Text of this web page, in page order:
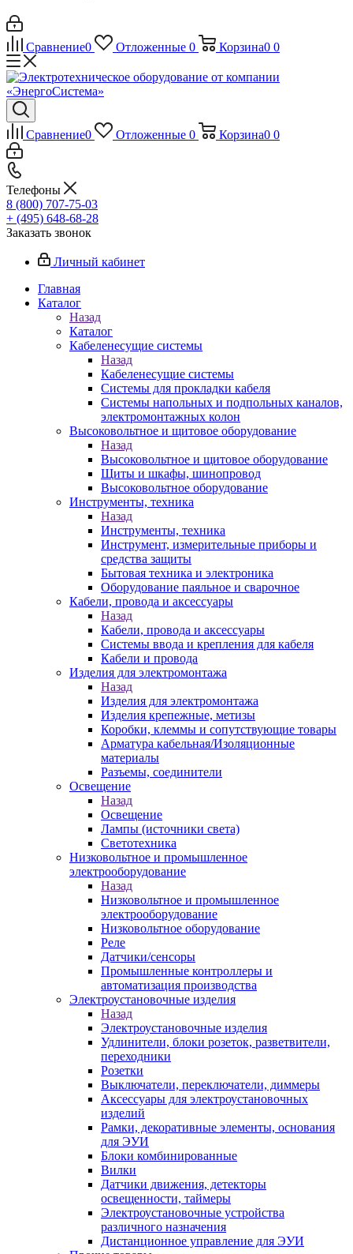
Сравнение0 Отложенные 0 Корзина0 0
Сравнение0 Отложенные 0 Корзина0 0
Телефоны
8 (800) 707-75-03
+ (495) 648-68-28
Заказать звонок
Личный кабинет
Главная
Каталог
Назад
Каталог
Кабеленесущие системы
Назад
Кабеленесущие системы
Системы для прокладки кабеля
Системы напольных и подпольных каналов,
электромонтажных колон
Высоковольтное и щитовое оборудование
Назад
Высоковольтное и щитовое оборудование
Щиты и шкафы, шинопровод
Высоковольтное оборудование
Инструменты, техника
Назад
Инструменты, техника
Инструмент, измерительные приборы и
средства защиты
Бытовая техника и электроника
Оборудование паяльное и сварочное
Кабели, провода и аксессуары
Назад
Кабели, провода и аксессуары
Системы ввода и крепления для кабеля
Кабели и провода
Изделия для электромонтажа
Назад
Изделия для электромонтажа
Изделия крепежные, метизы
Коробки, клеммы и сопутствующие товары
Арматура кабельная/Изоляционные
материалы
Разъемы, соединители
Освещение
Назад
Освещение
Лампы (источники света)
Светотехника
Низковольтное и промышленное
электрооборудование
Назад
Низковольтное и промышленное
электрооборудование
Низковольтное оборудование
Реле
Датчики/сенсоры
Промышленные контроллеры и
автоматизация производства
Электроустановочные изделия
Назад
Электроустановочные изделия
Удлинители, блоки розеток, разветвители,
переходники
Розетки
Выключатели, переключатели, диммеры
Аксессуары для электроустановочных
изделий
Рамки, декоративные элементы, основания
для ЭУИ
Блоки комбинированные
Вилки
Датчики движения, детекторы
освещенности, таймеры
Электроустановочные устройства
различного назначения
Дистанционное управление для ЭУИ